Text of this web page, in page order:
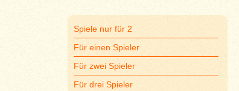
Spiele nur für 2
Für einen Spieler
Für zwei Spieler
Für drei Spieler